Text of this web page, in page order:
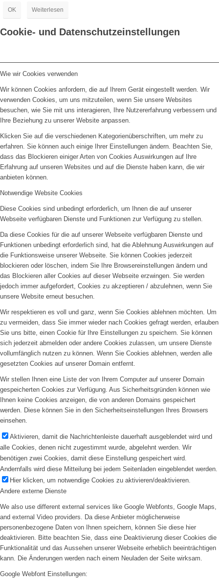
OK Weiterlesen
Cookie- und Datenschutzeinstellungen
Wie wir Cookies verwenden
Wir können Cookies anfordern, die auf Ihrem Gerät eingestellt werden. Wir
verwenden Cookies, um uns mitzuteilen, wenn Sie unsere Websites
besuchen, wie Sie mit uns interagieren, Ihre Nutzererfahrung verbessern und
Ihre Beziehung zu unserer Website anpassen.
Klicken Sie auf die verschiedenen Kategorienüberschriften, um mehr zu
erfahren. Sie können auch einige Ihrer Einstellungen ändern. Beachten Sie,
dass das Blockieren einiger Arten von Cookies Auswirkungen auf Ihre
Erfahrung auf unseren Websites und auf die Dienste haben kann, die wir
anbieten können.
Notwendige Website Cookies
Diese Cookies sind unbedingt erforderlich, um Ihnen die auf unserer
Webseite verfügbaren Dienste und Funktionen zur Verfügung zu stellen.
Da diese Cookies für die auf unserer Webseite verfügbaren Dienste und
Funktionen unbedingt erforderlich sind, hat die Ablehnung Auswirkungen auf
die Funktionsweise unserer Webseite. Sie können Cookies jederzeit
blockieren oder löschen, indem Sie Ihre Browsereinstellungen ändern und
das Blockieren aller Cookies auf dieser Webseite erzwingen. Sie werden
jedoch immer aufgefordert, Cookies zu akzeptieren / abzulehnen, wenn Sie
unsere Website erneut besuchen.
Wir respektieren es voll und ganz, wenn Sie Cookies ablehnen möchten. Um
zu vermeiden, dass Sie immer wieder nach Cookies gefragt werden, erlauben
Sie uns bitte, einen Cookie für Ihre Einstellungen zu speichern. Sie können
sich jederzeit abmelden oder andere Cookies zulassen, um unsere Dienste
vollumfänglich nutzen zu können. Wenn Sie Cookies ablehnen, werden alle
gesetzten Cookies auf unserer Domain entfernt.
Wir stellen Ihnen eine Liste der von Ihrem Computer auf unserer Domain
gespeicherten Cookies zur Verfügung. Aus Sicherheitsgründen können wie
Ihnen keine Cookies anzeigen, die von anderen Domains gespeichert
werden. Diese können Sie in den Sicherheitseinstellungen Ihres Browsers
einsehen.
Aktivieren, damit die Nachrichtenleiste dauerhaft ausgeblendet wird und
alle Cookies, denen nicht zugestimmt wurde, abgelehnt werden. Wir
benötigen zwei Cookies, damit diese Einstellung gespeichert wird.
Andernfalls wird diese Mitteilung bei jedem Seitenladen eingeblendet werden.
Hier klicken, um notwendige Cookies zu aktivieren/deaktivieren.
Andere externe Dienste
We also use different external services like Google Webfonts, Google Maps,
and external Video providers. Da diese Anbieter möglicherweise
personenbezogene Daten von Ihnen speichern, können Sie diese hier
deaktivieren. Bitte beachten Sie, dass eine Deaktivierung dieser Cookies die
Funktionalität und das Aussehen unserer Webseite erheblich beeinträchtigen
kann. Die Änderungen werden nach einem Neuladen der Seite wirksam.
Google Webfont Einstellungen: